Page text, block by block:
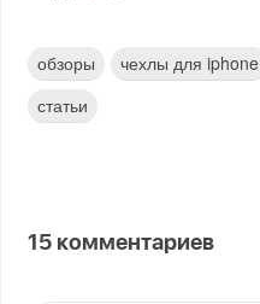
обзоры чехлы для iphone
статьи
15 комментариев